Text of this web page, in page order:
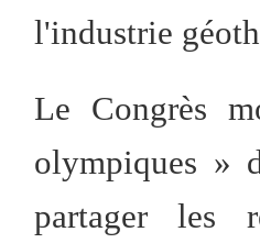
l'industrie
Le Congrès
olympiques »
partager les